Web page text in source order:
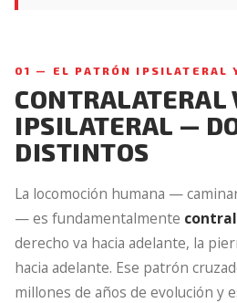
01 — EL PATRÓN IPSILATERAL
CONTRALATERAL
IPSILATERAL —
DISTINTOS
La locomoción humana —
— es fundamentalmente
derecho va hacia adelante, la
hacia adelante. Ese patrón
millones de años de evolución y